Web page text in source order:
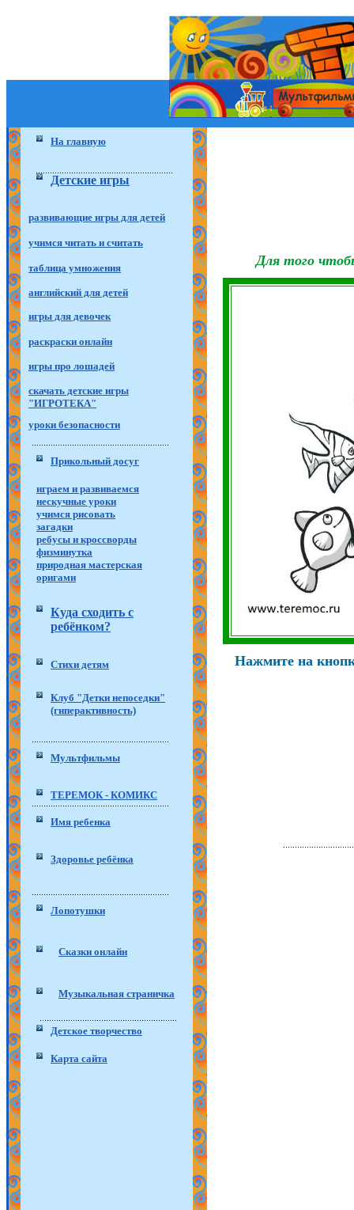
На главную
Детские игры
развивающие игры для детей
учимся читать и считать
таблица умножения
английский для детей
игры для девочек
раскраски онлайн
игры про лошадей
скачать детские игры
"ИГРОТЕКА"
уроки безопасности
Прикольный досуг
играем и развиваемся
нескучные уроки
учимся рисовать
загадки
ребусы и кроссворды
физминутка
природная мастерская
оригами
Куда сходить с
ребёнком?
Стихи детям
Клуб "Детки непоседки"
(гиперактивность)
Мультфильмы
ТЕРЕМОК - КОМИКС
Имя ребенка
Здоровье ребёнка
Лопотушки
Сказки онлайн
Музыкальная страничка
Детское творчество
Карта сайта
Для того
Нажмите на